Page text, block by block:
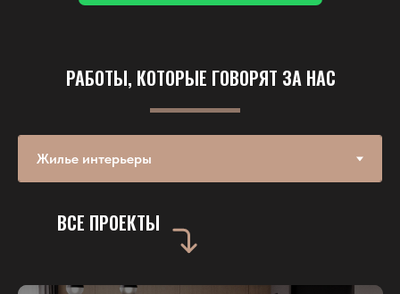
РАБОТЫ, КОТОРЫЕ ГОВОРЯТ ЗА НАС
ВСЕ ПРОЕКТЫ